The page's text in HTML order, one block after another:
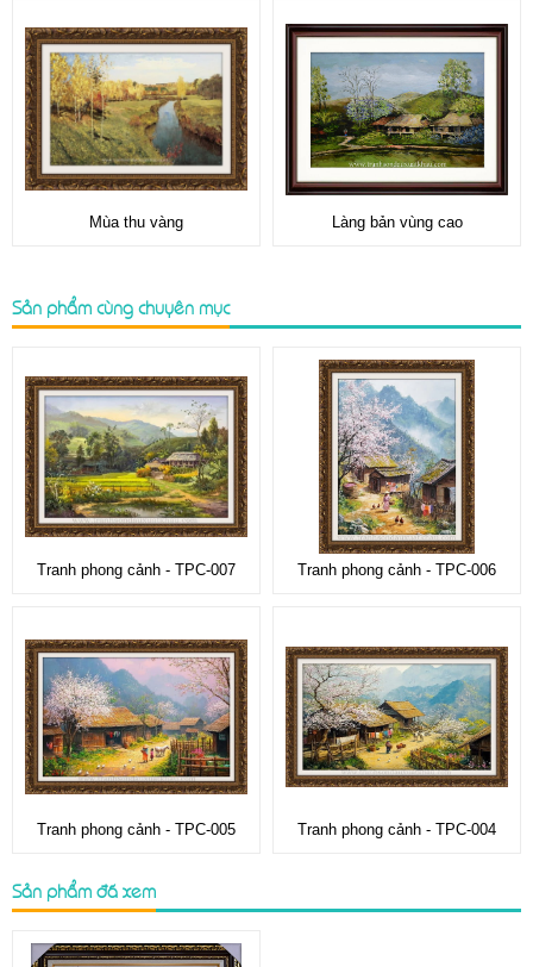
Mùa thu vàng Làng bản vùng cao
Sản phẩm cùng chuyên mục
Tranh phong cảnh - TPC-007 Tranh phong cảnh - TPC-006
Tranh phong cảnh - TPC-005 Tranh phong cảnh - TPC-004
Sản phẩm đã xem